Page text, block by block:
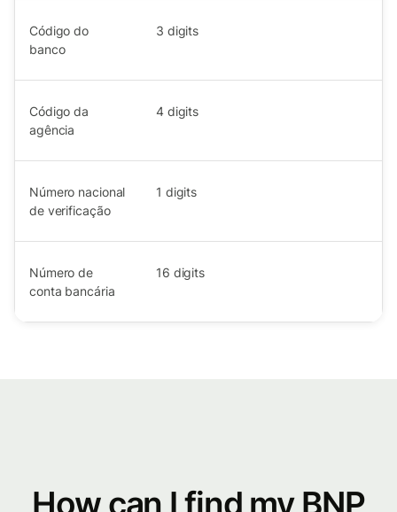
Código do
banco
3 digits
Código da
agência
4 digits
Número nacional
de verificação
1 digits
Número de
conta bancária
16 digits
How can I find my BNP